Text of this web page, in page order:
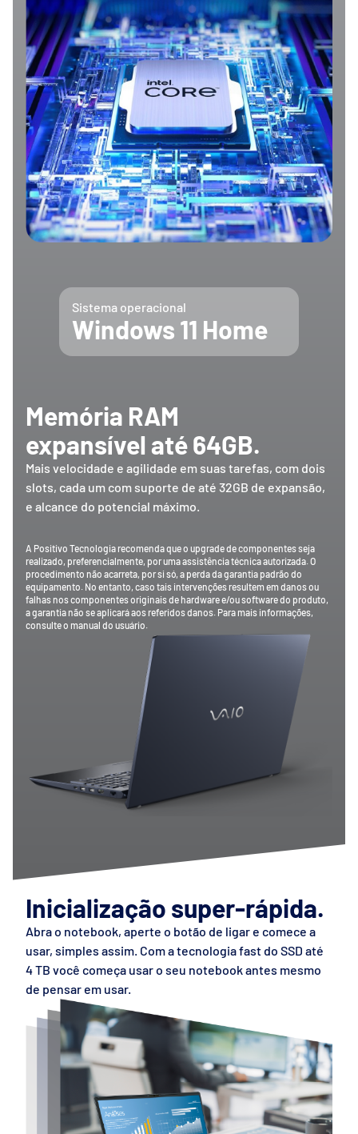
Sistema operacional
Windows 11 Home
Memória RAM
expansível até 64GB.
Mais velocidade e agilidade em suas tarefas, com dois
slots, cada um com suporte de até 32GB de expansão,
e alcance do potencial máximo.
A Positivo Tecnologia recomenda que o upgrade de componentes seja
realizado, preferencialmente, por uma assistência técnica autorizada. O
procedimento não acarreta, por si só, a perda da garantia padrão do
equipamento. No entanto, caso tais intervenções resultem em danos ou
falhas nos componentes originais de hardware e/ou software do produto,
a garantia não se aplicará aos referidos danos. Para mais informações,
consulte o manual do usuário.
Inicialização super-rápida.
Abra o notebook, aperte o botão de ligar e comece a
usar, simples assim. Com a tecnologia fast do SSD até
4 TB você começa usar o seu notebook antes mesmo
de pensar em usar.